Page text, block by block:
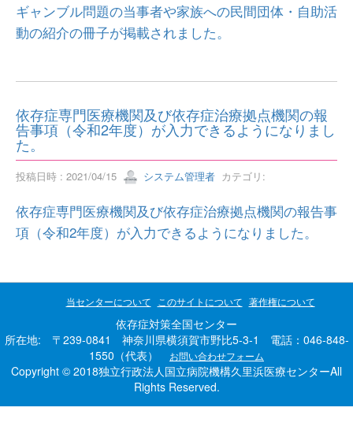
ギャンブル問題の当事者や家族への民間団体・自助活
動の紹介の冊子が掲載されました。
依存症専門医療機関及び依存症治療拠点機関の報
告事項（令和2年度）が入力できるようになりまし
た。
投稿日時 : 2021/04/15 システム管理者 カテゴリ:
依存症専門医療機関及び依存症治療拠点機関の報告事
項（令和2年度）が入力できるようになりました。
当センターについて このサイトについて 著作権について
依存症対策全国センター
所在地: 〒239-0841 神奈川県横須賀市野比5-3-1 電話：046-848-
1550（代表）
お問い合わせフォーム
Copyright © 2018独立行政法人国立病院機構久里浜医療センターAll
Rights Reserved.